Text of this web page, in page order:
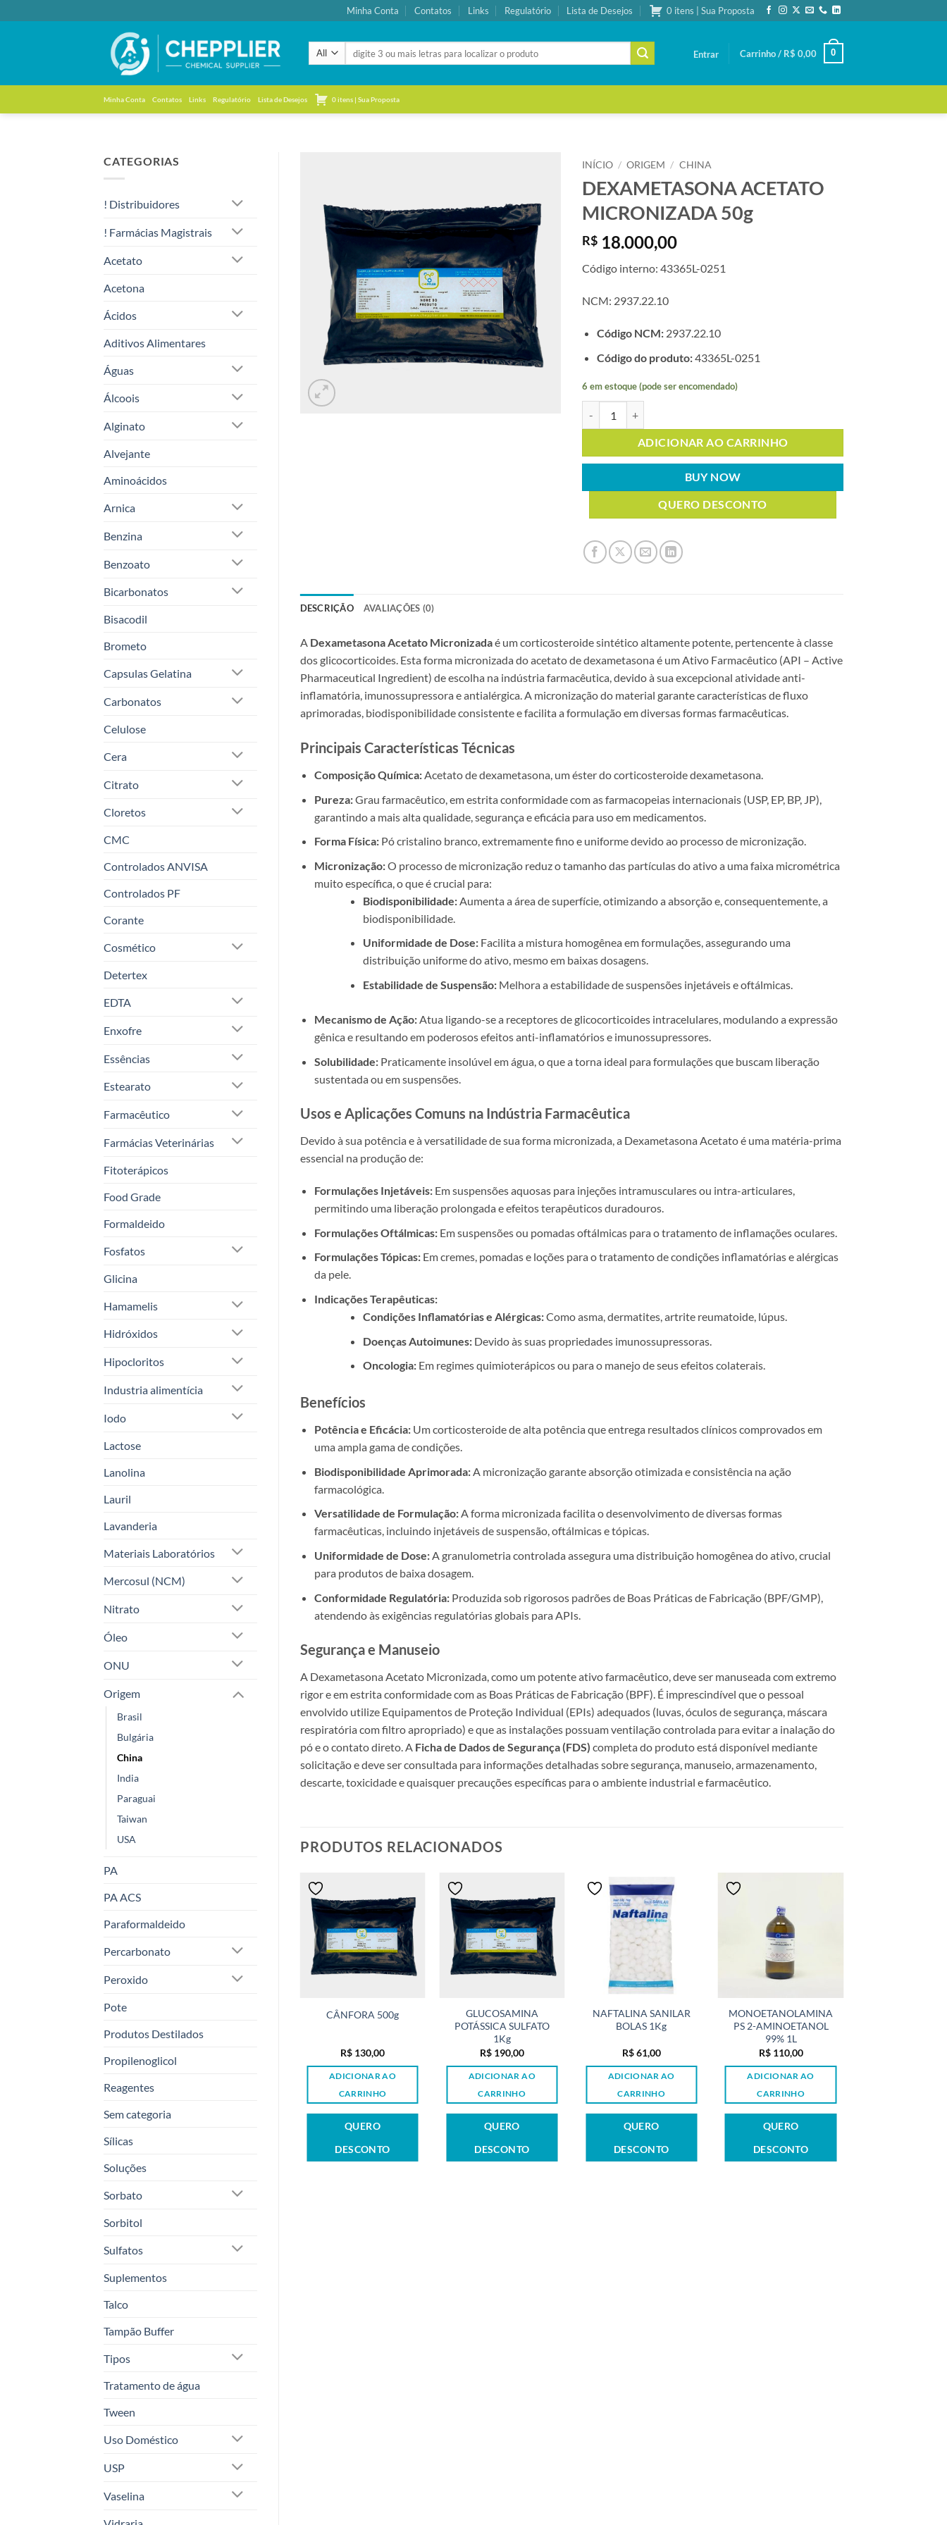
to
Minha Conta Contatos Links Regulatório Lista de Desejos 0 itens | Sua Proposta
por:
Entrar Carrinho / R$ 0,00 0
Minha Conta Contatos Links Regulatório Lista de Desejos 0 itens | Sua Proposta
CATEGORIAS
! Distribuidores
! Farmácias Magistrais
Acetato
Acetona
Ácidos
Aditivos Alimentares
Águas
Álcoois
Alginato
Alvejante
Aminoácidos
Arnica
Benzina
Benzoato
Bicarbonatos
Bisacodil
Brometo
Capsulas Gelatina
Carbonatos
Celulose
Cera
Citrato
Cloretos
CMC
Controlados ANVISA
Controlados PF
Corante
Cosmético
Detertex
EDTA
Enxofre
Essências
Estearato
Farmacêutico
Farmácias Veterinárias
Fitoterápicos
Food Grade
Formaldeido
Fosfatos
Glicina
Hamamelis
Hidróxidos
Hipocloritos
Industria alimentícia
Iodo
Lactose
Lanolina
Lauril
Lavanderia
Materiais Laboratórios
Mercosul (NCM)
Nitrato
Óleo
ONU
Origem
Brasil
Bulgária
China
India
Paraguai
Taiwan
USA
PA
PA ACS
Paraformaldeido
Percarbonato
Peroxido
Pote
Produtos Destilados
Propilenoglicol
Reagentes
Sem categoria
Sílicas
Soluções
Sorbato
Sorbitol
Sulfatos
Suplementos
Talco
Tampão Buffer
Tipos
Tratamento de água
Tween
Uso Doméstico
USP
Vaselina
à lista de
desejos
INÍCIO / ORIGEM / CHINA
DEXAMETASONA ACETATO
MICRONIZADA 50g
R$ 18.000,00
Código interno: 43365L-0251
NCM: 2937.22.10
Código NCM: 2937.22.10
Código do produto:43365L-0251
6 em estoque (pode ser encomendado)
ADICIONAR AO CARRINHO
BUY NOW
QUERO DESCONTO
DESCRIÇÃO AVALIAÇÕES (0)
A Dexametasona Acetato Micronizadaé um corticosteroide sintético altamente potente, pertencente à classe
dos glicocorticoides. Esta forma micronizada do acetato de dexametasona é um Ativo Farmacêutico (API – Active
Pharmaceutical Ingredient) de escolha na indústria farmacêutica, devido à sua excepcional atividade anti-
inflamatória, imunossupressora e antialérgica. A micronização do material garante características de fluxo
aprimoradas, biodisponibilidade consistente e facilita a formulação em diversas formas farmacêuticas.
Principais Características Técnicas
Composição Química:Acetato de dexametasona, um éster do corticosteroide dexametasona.
Pureza:Grau farmacêutico, em estrita conformidade com as farmacopeias internacionais (USP, EP, BP, JP),
garantindo a mais alta qualidade, segurança e eficácia para uso em medicamentos.
Forma Física: Pó cristalino branco, extremamente fino e uniforme devido ao processo de micronização.
Micronização:O processo de micronização reduz o tamanho das partículas do ativo a uma faixa micrométrica
muito específica, o que é crucial para:
Biodisponibilidade:Aumenta a área de superfície, otimizando a absorção e, consequentemente, a
biodisponibilidade.
Uniformidade de Dose: Facilita a mistura homogênea em formulações, assegurando uma
distribuição uniforme do ativo, mesmo em baixas dosagens.
Estabilidade de Suspensão: Melhora a estabilidade de suspensões injetáveis e oftálmicas.
Mecanismo de Ação:Atua ligando-se a receptores de glicocorticoides intracelulares, modulando a expressão
gênica e resultando em poderosos efeitos anti-inflamatórios e imunossupressores.
Solubilidade: Praticamente insolúvel em água, o que a torna ideal para formulações que buscam liberação
sustentada ou em suspensões.
Usos e Aplicações Comuns na Indústria Farmacêutica
Devido à sua potência e à versatilidade de sua forma micronizada, a Dexametasona Acetato é uma matéria-prima
essencial na produção de:
Formulações Injetáveis: Em suspensões aquosas para injeções intramusculares ou intra-articulares,
permitindo uma liberação prolongada e efeitos terapêuticos duradouros.
Formulações Oftálmicas: Em suspensões ou pomadas oftálmicas para o tratamento de inflamações oculares.
Formulações Tópicas: Em cremes, pomadas e loções para o tratamento de condições inflamatórias e alérgicas
da pele.
Indicações Terapêuticas:
Condições Inflamatórias e Alérgicas:Como asma, dermatites, artrite reumatoide, lúpus.
Doenças Autoimunes: Devido às suas propriedades imunossupressoras.
Oncologia: Em regimes quimioterápicos ou para o manejo de seus efeitos colaterais.
Benefícios
Potência e Eficácia: Um corticosteroide de alta potência que entrega resultados clínicos comprovados em
uma ampla gama de condições.
Biodisponibilidade Aprimorada: A micronização garante absorção otimizada e consistência na ação
farmacológica.
Versatilidade de Formulação:A forma micronizada facilita o desenvolvimento de diversas formas
farmacêuticas, incluindo injetáveis de suspensão, oftálmicas e tópicas.
Uniformidade de Dose:A granulometria controlada assegura uma distribuição homogênea do ativo, crucial
para produtos de baixa dosagem.
Conformidade Regulatória: Produzida sob rigorosos padrões de Boas Práticas de Fabricação (BPF/GMP),
atendendo às exigências regulatórias globais para APIs.
Segurança e Manuseio
A Dexametasona Acetato Micronizada, como um potente ativo farmacêutico, deve ser manuseada com extremo
rigor e em estrita conformidade com as Boas Práticas de Fabricação (BPF). É imprescindível que o pessoal
envolvido utilize Equipamentos de Proteção Individual (EPIs) adequados (luvas, óculos de segurança, máscara
respiratória com filtro apropriado) e que as instalações possuam ventilação controlada para evitar a inalação do
pó e o contato direto. A Ficha de Dados de Segurança (FDS) completa do produto está disponível mediante
solicitação e deve ser consultada para informações detalhadas sobre segurança, manuseio, armazenamento,
descarte, toxicidade e quaisquer precauções específicas para o ambiente industrial e farmacêutico.
PRODUTOS RELACIONADOS
CÂNFORA 500g
R$130,00
ADICIONAR AO
CARRINHO
QUERO
DESCONTO
GLUCOSAMINA
POTÁSSICA SULFATO
1Kg
R$190,00
ADICIONAR AO
CARRINHO
QUERO
DESCONTO
NAFTALINA SANILAR
BOLAS 1Kg
R$61,00
ADICIONAR AO
CARRINHO
QUERO
DESCONTO
MONOETANOLAMINA
PS 2-AMINOETANOL
99% 1L
R$110,00
ADICIONAR AO
CARRINHO
QUERO
DESCONTO
MENTHOL CRISTAL 1Kg
CARRINHO
DESCONTO